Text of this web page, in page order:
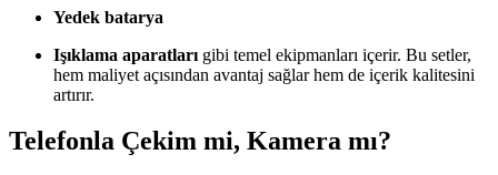
Yedek batarya
Işıklama aparatları gibi temel ekipmanları içerir. Bu setler,
hem maliyet açısından avantaj sağlar hem de içerik kalitesini
artırır.
Telefonla Çekim mi, Kamera mı?